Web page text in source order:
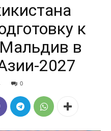
к
в
2027
0